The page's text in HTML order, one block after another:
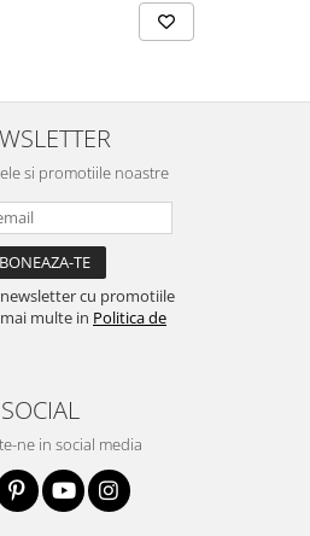
si promotiile noastre
cu promotiile
multe in Politica de
SOCIAL
ne in social media